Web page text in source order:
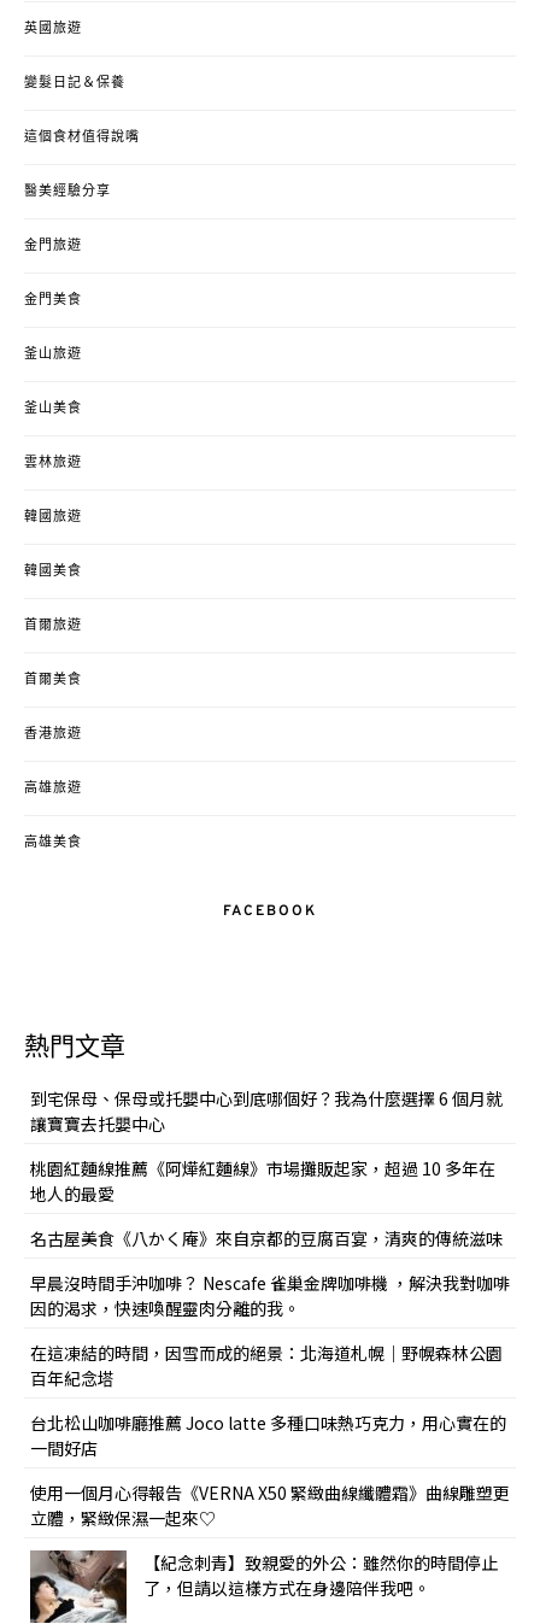
英國旅遊
變髮日記＆保養
這個食材值得說嘴
醫美經驗分享
金門旅遊
金門美食
釜山旅遊
釜山美食
雲林旅遊
韓國旅遊
韓國美食
首爾旅遊
首爾美食
香港旅遊
高雄旅遊
高雄美食
FACEBOOK
熱門文章
到宅保母、保母或托嬰中心到底哪個好？我為什麼選擇 6 個月就
讓寶寶去托嬰中心
桃園紅麵線推薦《阿燁紅麵線》市場攤販起家，超過 10 多年在
地人的最愛
名古屋美食《八かく庵》來自京都的豆腐百宴，清爽的傳統滋味
早晨沒時間手沖咖啡？ Nescafe 雀巢金牌咖啡機 ，解決我對咖啡
因的渴求，快速喚醒靈肉分離的我。
在這凍結的時間，因雪而成的絕景：北海道札幌｜野幌森林公園
百年紀念塔
台北松山咖啡廳推薦 Joco latte 多種口味熱巧克力，用心實在的
一間好店
使用一個月心得報告《VERNA X50 緊緻曲線纖體霜》曲線雕塑更
立體，緊緻保濕一起來♡
【紀念刺青】致親愛的外公：雖然你的時間停止
了，但請以這樣方式在身邊陪伴我吧。